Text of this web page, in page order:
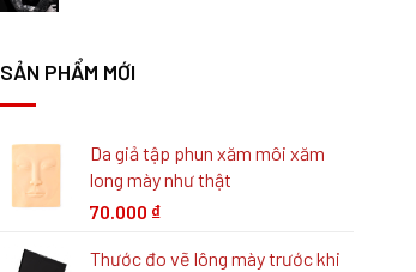
SẢN PHẨM MỚI
Da giả tập phun xăm môi xăm
long mày như thật
70.000 ₫
Thước đo vẽ lông mày trước khi